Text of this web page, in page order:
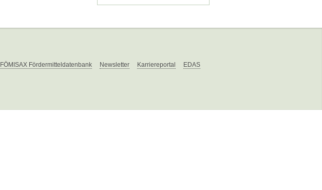
FÖMISAX Fördermitteldatenbank Newsletter Karriereportal EDAS